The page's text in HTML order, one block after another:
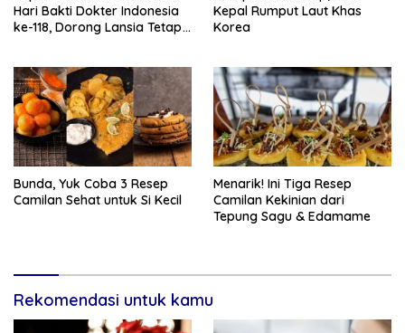
Hari Bakti Dokter Indonesia
ke-118, Dorong Lansia Tetap
Kepal Rumput Laut Khas
Korea
Bunda, Yuk Coba 3 Resep
Camilan Sehat untuk Si Kecil
Menarik! Ini Tiga Resep
Camilan Kekinian dari
Tepung Sagu & Edamame
Rekomendasi untuk kamu